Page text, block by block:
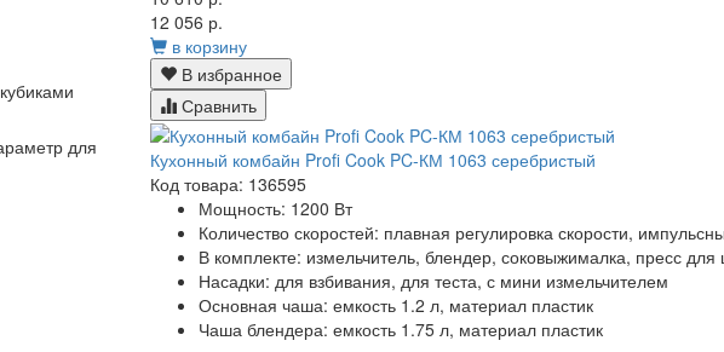
для
12 056 р.
в корзину
В избранное
Сравнить
Кухонный комбайн Profi Cook PC-КМ 1063 серебристый
Код товара: 136595
Мощность: 1200 Вт
Количество скоростей: плавная регулировка скорости,
В комплекте: измельчитель, блендер, соковыжималка, пресс для
Насадки: для взбивания, для теста, с мини измельчителем
Основная чаша: емкость 1.2 л, материал пластик
Чаша блендера: емкость 1.75 л, материал пластик